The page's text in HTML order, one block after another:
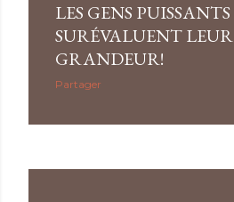
LES GENS PUISSANTS
SURÉVALUENT LEUR
GRANDEUR!
Partager